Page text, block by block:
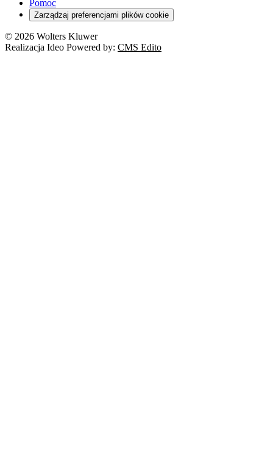
Pomoc
Zarządzaj preferencjami plików cookie
© 2026 Wolters Kluwer
Realizacja Ideo Powered by: CMS Edito